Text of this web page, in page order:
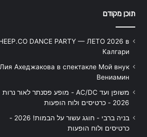
תוכן מקודם
DANCE PARTY — ЛЕТО 2026 в
Калгари
Лия Ахеджакова в спектакле Мой внук
Вениамин
משופן ועד AC/DC - מופע פסנתר לאור נרות
2026 - כרטיסים ולוח הופעות
בניה ברבי - חוגג עשור על הבמות! 2026 -
כרטיסים ולוח הופעות